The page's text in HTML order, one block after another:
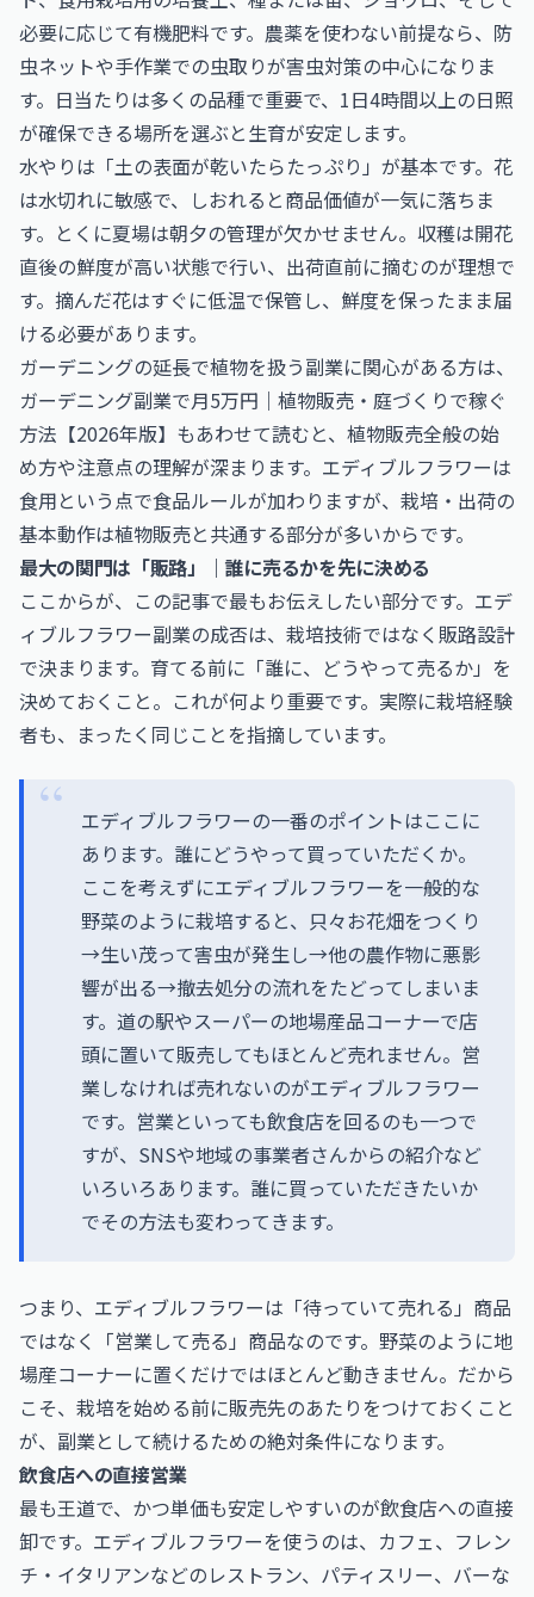
必要に応じて有機肥料です。農薬を使わない前提なら、防
虫ネットや手作業での虫取りが害虫対策の中心になりま
す。日当たりは多くの品種で重要で、1日4時間以上の日照
が確保できる場所を選ぶと生育が安定します。
水やりは「土の表面が乾いたらたっぷり」が基本です。花
は水切れに敏感で、しおれると商品価値が一気に落ちま
す。とくに夏場は朝夕の管理が欠かせません。収穫は開花
直後の鮮度が高い状態で行い、出荷直前に摘むのが理想で
す。摘んだ花はすぐに低温で保管し、鮮度を保ったまま届
ける必要があります。
ガーデニングの延長で植物を扱う副業に関心がある方は、
ガーデニング副業で月5万円｜植物販売・庭づくりで稼ぐ
方法【2026年版】 もあわせて読むと、植物販売全般の始
め方や注意点の理解が深まります。エディブルフラワーは
食用という点で食品ルールが加わりますが、栽培・出荷の
基本動作は植物販売と共通する部分が多いからです。
最大の関門は「販路」｜誰に売るかを先に決める
ここからが、この記事で最もお伝えしたい部分です。エデ
ィブルフラワー副業の成否は、栽培技術ではなく販路設計
で決まります。育てる前に「誰に、どうやって売るか」を
決めておくこと。これが何より重要です。実際に栽培経験
者も、まったく同じことを指摘しています。
エディブルフラワーの一番のポイントはここに
あります。誰にどうやって買っていただくか。
ここを考えずにエディブルフラワーを一般的な
野菜のように栽培すると、只々お花畑をつくり
→生い茂って害虫が発生し→他の農作物に悪影
響が出る→撤去処分の流れをたどってしまいま
す。道の駅やスーパーの地場産品コーナーで店
頭に置いて販売してもほとんど売れません。営
業しなければ売れないのがエディブルフラワー
です。営業といっても飲食店を回るのも一つで
すが、SNSや地域の事業者さんからの紹介など
いろいろあります。誰に買っていただきたいか
でその方法も変わってきます。
つまり、エディブルフラワーは「待っていて売れる」商品
ではなく「営業して売る」商品なのです。野菜のように地
場産コーナーに置くだけではほとんど動きません。だから
こそ、栽培を始める前に販売先のあたりをつけておくこと
が、副業として続けるための絶対条件になります。
飲食店への直接営業
最も王道で、かつ単価も安定しやすいのが飲食店への直接
卸です。エディブルフラワーを使うのは、カフェ、フレン
チ・イタリアンなどのレストラン、パティスリー、バーな